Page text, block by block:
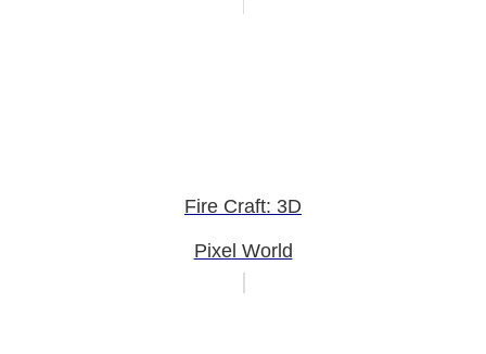
Fire Craft: 3D
Pixel World